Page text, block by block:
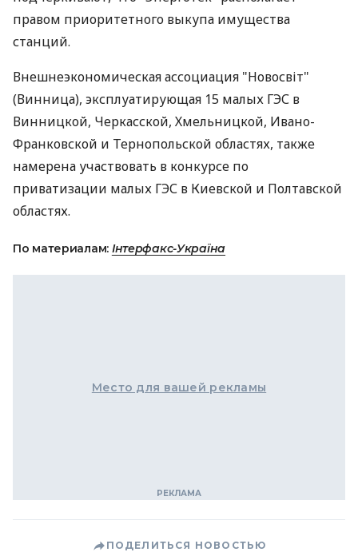
правом приоритетного выкупа имущества
станций.
Внешнеэкономическая ассоциация "Новосвіт"
(Винница), эксплуатирующая 15 малых ГЭС в
Винницкой, Черкасской, Хмельницкой, Ивано-
Франковской и Тернопольской областях, также
намерена участвовать в конкурсе по
приватизации малых ГЭС в Киевской и Полтавской
областях.
По материалам: Інтерфакс-Україна
Место для вашей рекламы
ПОДЕЛИТЬСЯ НОВОСТЬЮ